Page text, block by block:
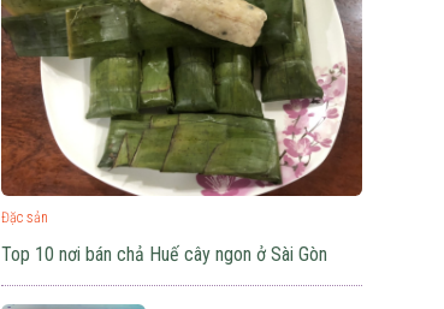
Đặc sản
Top 10 nơi bán chả Huế cây ngon ở Sài Gòn